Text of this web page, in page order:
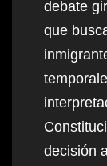
debate
que
decisión